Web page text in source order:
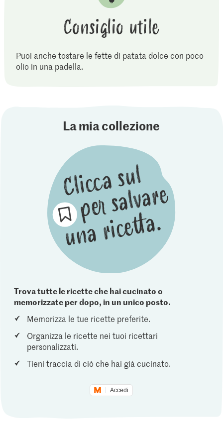
Consiglio utile
Puoi anche tostare le fette di patata dolce con poco
olio in una padella.
La mia collezione
Trova tutte le ricette che hai cucinato o
memorizzate per dopo, in un unico posto.
Memorizza le tue ricette preferite.
Organizza le ricette nei tuoi ricettari
personalizzati.
Tieni traccia di ciò che hai già cucinato.
Accedi